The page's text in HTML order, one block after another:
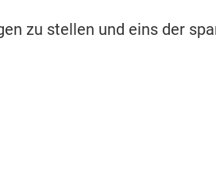
zu stellen und eins der